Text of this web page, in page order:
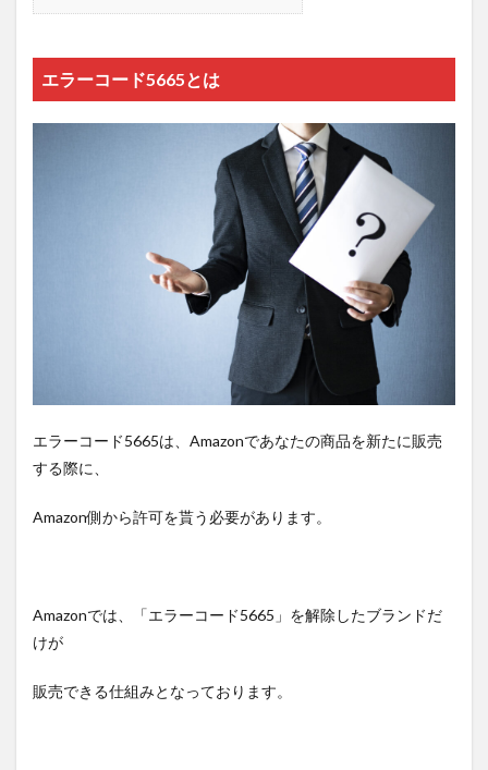
エラーコード5665とは
エラーコード5665は、Amazonであなたの商品を新たに販売
する際に、
Amazon側から許可を貰う必要があります。
Amazonでは、「エラーコード5665」を解除したブランドだ
けが
販売できる仕組みとなっております。